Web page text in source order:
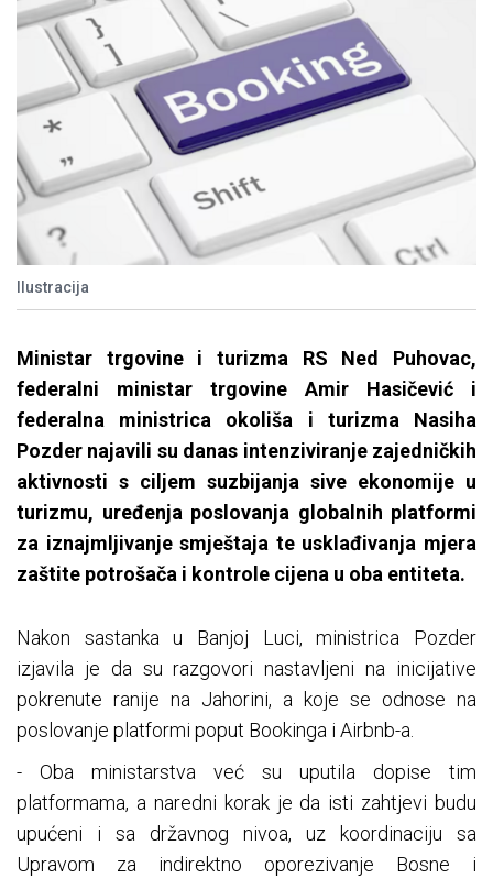
Ilustracija
Ministar trgovine i turizma RS Ned Puhovac,
federalni ministar trgovine Amir Hasičević i
federalna ministrica okoliša i turizma Nasiha
Pozder najavili su danas intenziviranje zajedničkih
aktivnosti s ciljem suzbijanja sive ekonomije u
turizmu, uređenja poslovanja globalnih platformi
za iznajmljivanje smještaja te usklađivanja mjera
zaštite potrošača i kontrole cijena u oba entiteta.
Nakon sastanka u Banjoj Luci, ministrica Pozder
izjavila je da su razgovori nastavljeni na inicijative
pokrenute ranije na Jahorini, a koje se odnose na
poslovanje platformi poput Bookinga i Airbnb-a.
- Oba ministarstva već su uputila dopise tim
platformama, a naredni korak je da isti zahtjevi budu
upućeni i sa državnog nivoa, uz koordinaciju sa
Upravom za indirektno oporezivanje Bosne i